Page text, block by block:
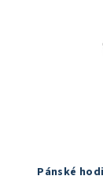
Pánské